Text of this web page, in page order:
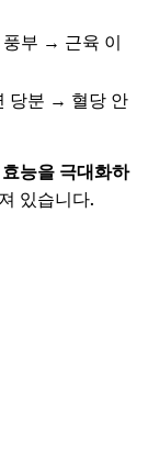
풍부 → 근육 이
당분 → 혈당 안
능을 극대화하
있습니다.